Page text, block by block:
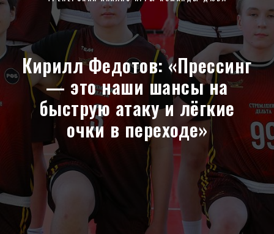
Кирилл Федотов: «Прессинг
— это наши шансы на
быструю атаку и лёгкие
очки в переходе»